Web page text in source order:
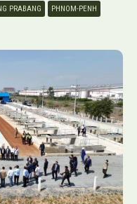
PRABANG
PHNOM-PENH